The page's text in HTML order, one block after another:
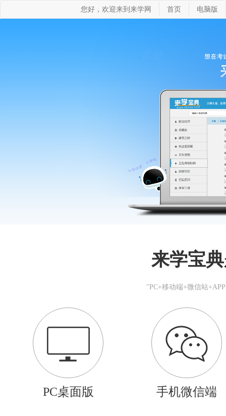
您好，欢迎来到来学网 首页 电脑版
来学宝
"PC+移动端+微信站
PC桌面版 手机微信端